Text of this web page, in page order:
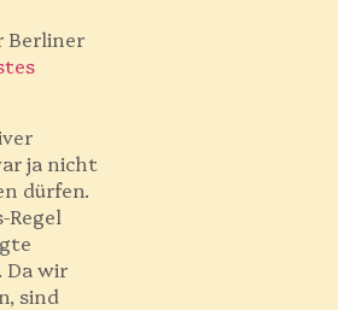
Berliner
ja nicht
dürfen.
Regel
Da wir
sind